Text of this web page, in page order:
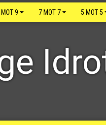
9 7 MOT 7 5 MOT 5